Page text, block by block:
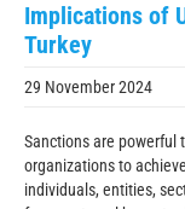
Implications of
Turkey
29 November 2024
Sanctions are powerful
organizations to
individuals, entities,